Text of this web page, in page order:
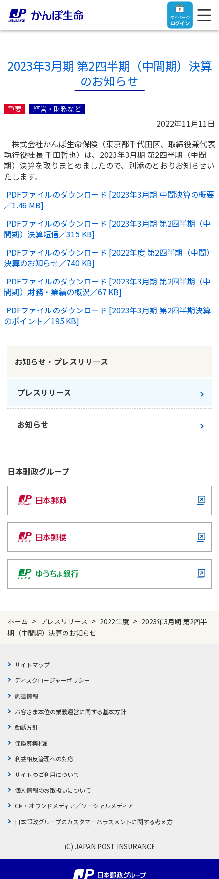
マイページ
ログイン
ご契約者さま
ご契約者さま
お手続き一覧
きっかけ・できごとから探す
新規登録
ご契約内容の確認
各種サービス・お知らせ
かんぽプラチナライフサービス
ご契約のしおり・約款（Web約款）
保険用語集
保険をご検討中のお客さま
保険をご検討中のお客さま
終身保険
養老保険
定期保険
学資保険
お見積りシミュレーション
保険の探し方のポイント
保険かんたん診断
これからのライフイベントでかかる費用とは？
ご契約手続きの流れ
保険料のお払込方法
保険用語集
お問い合わせ
法人のお客さま
【まずはご相談ください】企業経営でお悩みの方はこ
法人のお客さま向け商品一覧
目的から探す
お役立ち情報
かんぽ生命の団体取扱い
法人向け資料請求
お役立ち情報
かんぽのLifeサポートナビ
保険
お金
ライフプラン
すこやか健康ラボ
ラジオ体操・みんなの体操
かんぽ生命について
かんぽ生命について
ご挨拶
会社概要
株主・投資家のみなさまへ
採用情報
かんぽブランド
かんぽ生命のサステナビリティ
お客さまの声／お客さまサービス向上の取組み
かんぽジャンクション
よくあるご質問
お問い合わせ
サステナビリティ
2023年3月期 第2四半期（中間期）決算
のお知らせ
重要 経営・財務など
2022年11月11日
株式会社かんぽ生命保険（東京都千代田区、取締役兼代表
執行役社長 千田哲也）は、2023年3月期 第2四半期（中間
期）決算を取りまとめましたので、別添のとおりお知らせい
たします。
PDFファイルのダウンロード [2023年3月期 中間決算の概要
／1.46 MB]
PDFファイルのダウンロード [2023年3月期 第2四半期（中
間期）決算短信／315 KB]
PDFファイルのダウンロード [2022年度 第2四半期（中間）
決算のお知らせ／740 KB]
PDFファイルのダウンロード [2023年3月期 第2四半期（中
間期）財務・業績の概況／67 KB]
PDFファイルのダウンロード [2023年3月期 第2四半期決算
のポイント／195 KB]
お知らせ・プレスリリース
プレスリリース
お知らせ
日本郵政グループ
ホーム > プレスリリース > 2022年度 > 2023年3月期 第2四半
期（中間期）決算のお知らせ
サイトマップ
ディスクロージャーポリシー
調達情報
お客さま本位の業務運営に関する基本方針
勧誘方針
保険募集指針
利益相反管理への対応
サイトのご利用について
個人情報のお取扱いについて
CM・オウンドメディア／ソーシャルメディア
日本郵政グループのカスタマーハラスメントに関する考え方
(C) JAPAN POST INSURANCE